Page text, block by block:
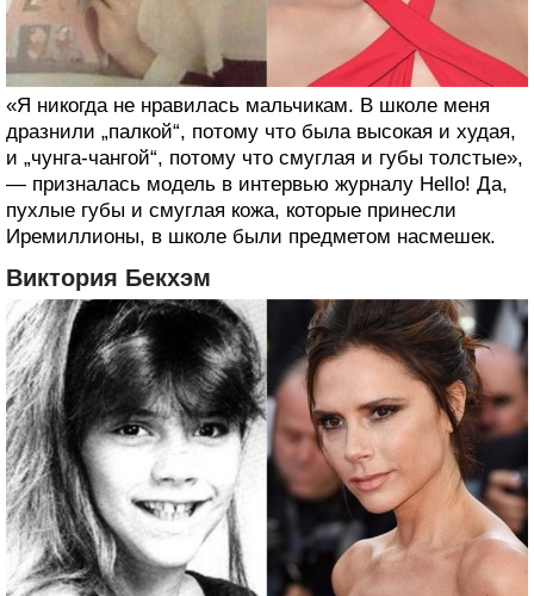
«Я никогда не нравилась мальчикам. В школе меня
дразнили „палкой“, потому что была высокая и худая,
и „чунга-чангой“, потому что смуглая и губы толстые»,
— призналась модель в интервью журналу Hello! Да,
пухлые губы и смуглая кожа, которые принесли
Иремиллионы, в школе были предметом насмешек.
Виктория Бекхэм